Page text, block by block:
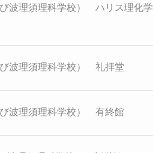
波理須理科学校） ハリス理化学
波理須理科学校） 礼拝堂
波理須理科学校） 有終館